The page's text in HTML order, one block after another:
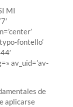
MI
fontello’
av_uid=’av-
de
aplicarse